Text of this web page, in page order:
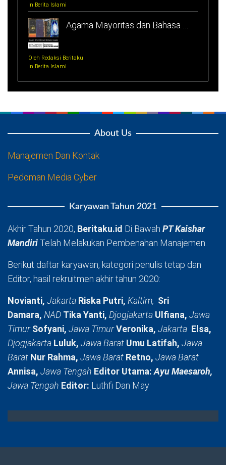
In Berita Islami
Agama Mayoritas dan Bahasa …
Oleh Redaksi Beritaku
In Berita Islami
About Us
Manajemen Dan Kontak
Pedoman Media Cyber
Karyawan Tahun 2021
Akhir Tahun 2020, Beritaku.id Di Bawah PT Kaishar
MandiriTelah Melakukan Pembenahan Manajemen.
Berikut daftar karyawan, kategori penulis tetap dan
Editor, hasil rekruitmen akhir tahun 2020:
Novianti, Jakarta Riska Putri, Kaltim, Sri
Damara, NAD Tika Yanti, Djogjakarta Ulfiana, Jawa
TimurSofyani, Jawa TimurVeronika, Jakarta Elsa,
Djogjakarta Luluk, Jawa Barat Umu Latifah, Jawa
Barat Nur Rahma, Jawa Barat Retno, Jawa Barat
Annisa, Jawa Tengah Editor Utama:Ayu Maesaroh,
Jawa Tengah Editor: Luthfi Dan May